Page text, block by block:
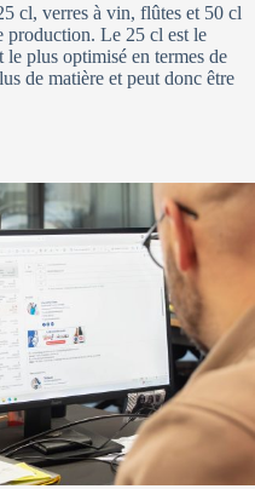
cl, verres à vin, flûtes et 50 cl
production. Le 25 cl est le
plus optimisé en termes de
de matière et peut donc être